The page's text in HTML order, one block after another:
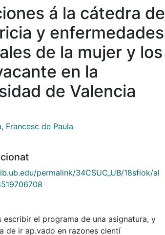
á la cátedra de
y enfermedades
de la mujer y los
en la
de Valencia
Francesc de Paula
permalink/34CSUC_UB/18sfiok/al
escribir el programa de una asignatura, y
de ir ap.vado en razones cientí